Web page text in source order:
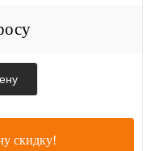
скидку!